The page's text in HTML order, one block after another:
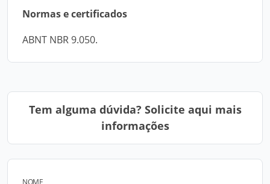
Normas e certificados
ABNT NBR 9.050.
Tem alguma dúvida? Solicite aqui mais
informações
NOME